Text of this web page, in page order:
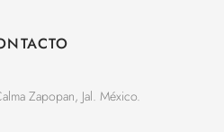
Zapopan, Jal. México.